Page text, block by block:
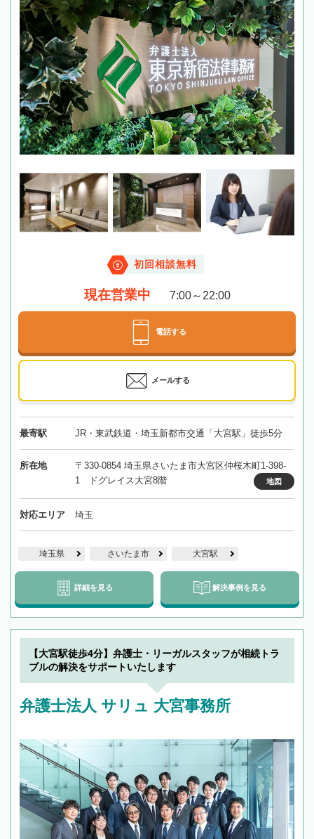
初回相談無料
現在営業中 7:00～22:00
電話する
メールする
最寄駅 JR・東武鉄道・埼玉新都市交通「大宮駅」徒歩5分
所在地
〒330-0854 埼玉県さいたま市大宮区仲桜木町1-398-
1 ドグレイス大宮8階
地図
対応エリア 埼玉
埼玉県 さいたま市 大宮駅
詳細を見る 解決事例を見る
【大宮駅徒歩4分】弁護士・リーガルスタッフが相続トラ
ブルの解決をサポートいたします
弁護士法人 サリュ 大宮事務所